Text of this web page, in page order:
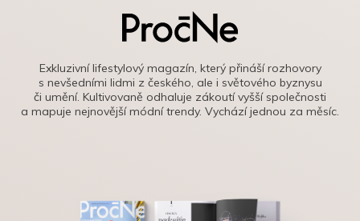
Exkluzivní lifestylový magazín, který přináší rozhovory
s nevšedními lidmi z českého, ale i světového byznysu
či umění. Kultivovaně odhaluje zákoutí vyšší společnosti
a mapuje nejnovější módní trendy. Vychází jednou za měsíc.